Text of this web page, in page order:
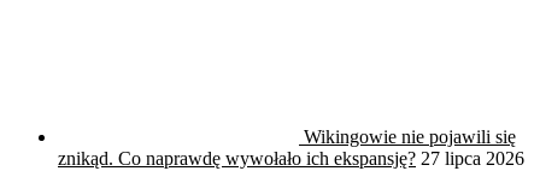
Wikingowie nie pojawili się
znikąd. Co naprawdę wywołało ich ekspansję? 27 lipca 2026